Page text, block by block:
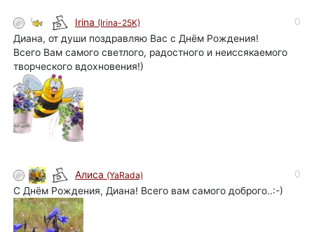
Irina (Irina-25K)
0
Диана, от души поздравляю Вас с Днём Рождения!
Всего Вам самого светлого, радостного и неиссякаемого
творческого вдохновения!)
Алиса (YaRada)
0
С Днём Рождения, Диана! Всего вам самого доброго..:-)